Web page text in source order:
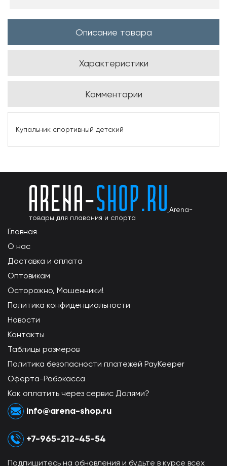
Описание товара
Характеристики
Комментарии
Купальник спортивный детский
Arena-
товары для плавания и спорта
Главная
О нас
Доставка и оплата
Оптовикам
Осторожно, Мошенники!
Политика конфиденциальности
Новости
Контакты
Таблицы размеров
Политика безопасности платежей PayKeeper
Оферта-Робокасса
Как оплатить через сервис Долями?
info@arena-shop.ru
+7-965-212-45-54
Подпишитесь на обновления и будьте в курсе всех